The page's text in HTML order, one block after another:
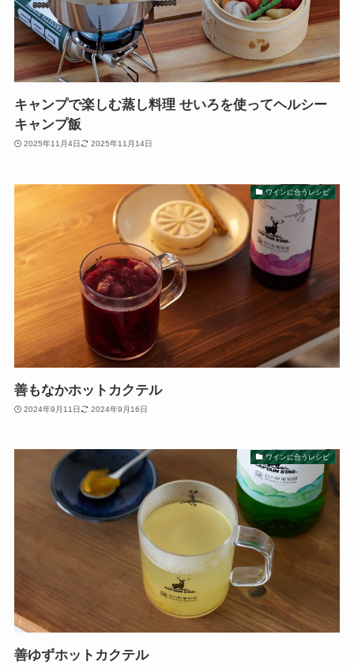
キャンプで楽しむ蒸し料理 せいろを使ってヘルシー
キャンプ飯
2025年11月4日 2025年11月14日
ワインに合うレシピ
善もなかホットカクテル
2024年9月11日 2024年9月16日
ワインに合うレシピ
善ゆずホットカクテル